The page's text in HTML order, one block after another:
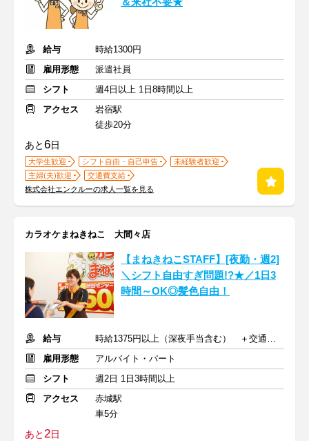
給与
時給1300円
雇用形態
派遣社員
シフト
週4日以上 1日8時間以上
アクセス
岩宿駅
徒歩20分
あと6日
大学生歓迎 シフト自由・自己申告
未経験者歓迎
主婦(夫)歓迎
交通費支給
株式会社エンクルーの求人一覧を見る
カラオケまねきねこ 大間々店
【まねきねこSTAFF】[夜勤・週2]
＼シフト自由すぎ問題!?★／1日3
時間～OK◎髪色自由！
給与
時給1375円以上（深夜手当含む） ＋交通費支給
雇用形態
アルバイト・パート
シフト
週2日 1日3時間以上
アクセス
赤城駅
車5分
あと2日